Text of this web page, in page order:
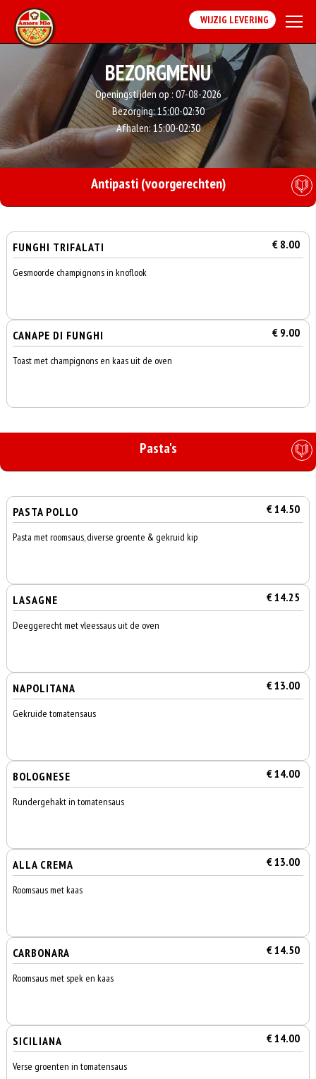
WIJZIG LEVERING
BEZORGMENU
Openingstijden op : 07-08-2026
Bezorging:15:00-02:30
Afhalen:15:00-02:30
Antipasti (voorgerechten)
FUNGHI TRIFALATI € 8.00
Gesmoorde champignons in knoflook
CANAPE DI FUNGHI € 9.00
Toast met champignons en kaas uit de oven
Pasta's
PASTA POLLO € 14.50
Pasta met roomsaus, diverse groente & gekruid kip
LASAGNE € 14.25
Deeggerecht met vleessaus uit de oven
NAPOLITANA € 13.00
Gekruide tomatensaus
BOLOGNESE € 14.00
Rundergehakt in tomatensaus
ALLA CREMA € 13.00
Roomsaus met kaas
CARBONARA € 14.50
Roomsaus met spek en kaas
SICILIANA € 14.00
Verse groenten in tomatensaus